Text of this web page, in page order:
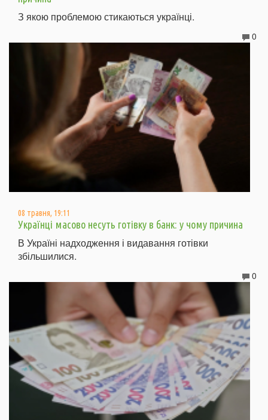
З якою проблемою стикаються українці.
0
08 травня, 19:11
Українці масово несуть готівку в банк: у чому причина
В Україні надходження і видавання готівки
збільшилися.
0